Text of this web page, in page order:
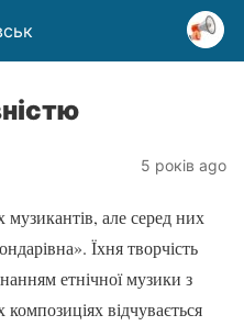
5 років ago
музикантів, але серед них
Їхня творчість
етнічної музики з
відчувається